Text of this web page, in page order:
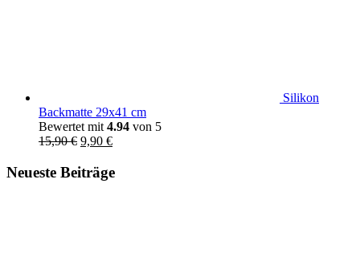
Silikon
Backmatte 29x41 cm
Bewertet mit 4.94 von 5
15,90€ Ursprünglicher
war:
15,90 €
9,90 €Aktueller
ist:
Neueste Beiträge